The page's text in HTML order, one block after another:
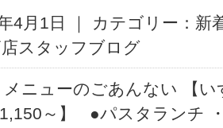
4月1日 ｜ カテゴリー： 新
スタッフブログ
ニューのごあんない 【
～】 ●パスタランチ